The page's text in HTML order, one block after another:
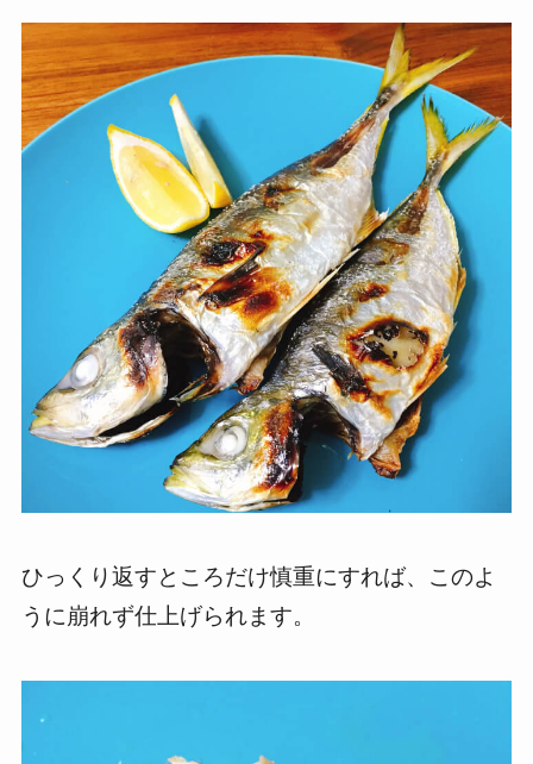
ひっくり返すところだけ慎重にすれば、このよ
うに崩れず仕上げられます。